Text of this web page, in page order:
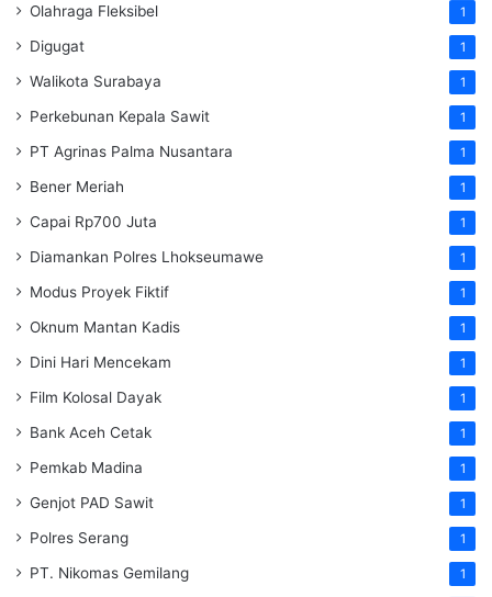
Olahraga Fleksibel 1
Digugat 1
Walikota Surabaya 1
Perkebunan Kepala Sawit 1
PT Agrinas Palma Nusantara 1
Bener Meriah 1
Capai Rp700 Juta 1
Diamankan Polres Lhokseumawe 1
Modus Proyek Fiktif 1
Oknum Mantan Kadis 1
Dini Hari Mencekam 1
Film Kolosal Dayak 1
Bank Aceh Cetak 1
Pemkab Madina 1
Genjot PAD Sawit 1
Polres Serang 1
PT. Nikomas Gemilang 1